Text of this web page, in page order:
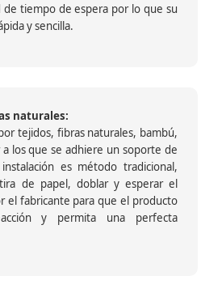
de tiempo de espera por lo que su
y sencilla.
naturales:
tejidos, fibras naturales, bambú,
los que se adhiere un soporte de
instalación es método tradicional,
de papel, doblar y esperar el
el fabricante para que el producto
y permita una perfecta